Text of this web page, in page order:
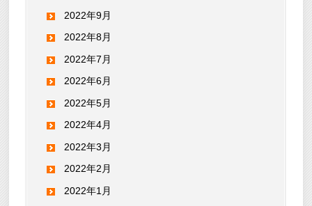
2022年9月
2022年8月
2022年7月
2022年6月
2022年5月
2022年4月
2022年3月
2022年2月
2022年1月